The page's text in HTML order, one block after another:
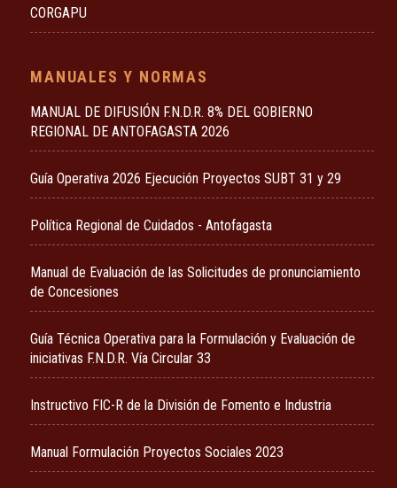
CORGAPU
MANUALES Y NORMAS
MANUAL DE DIFUSIÓN F.N.D.R. 8% DEL GOBIERNO
REGIONAL DE ANTOFAGASTA 2026
Guía Operativa 2026 Ejecución Proyectos SUBT 31 y 29
Política Regional de Cuidados - Antofagasta
Manual de Evaluación de las Solicitudes de pronunciamiento
de Concesiones
Guía Técnica Operativa para la Formulación y Evaluación de
iniciativas F.N.D.R. Vía Circular 33
Instructivo FIC-R de la División de Fomento e Industria
Manual Formulación Proyectos Sociales 2023